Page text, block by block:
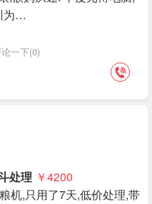
为…
一下(0)
处理 ￥4200
机,只用了7天,低价处理,带